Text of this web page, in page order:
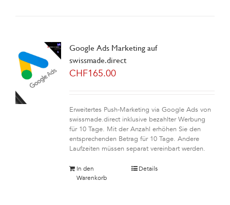
Google Ads Marketing auf
swissmade.direct
CHF165.00
Erweitertes Push-Marketing via Google Ads von
swissmade.direct inklusive bezahlter Werbung
für 10 Tage. Mit der Anzahl erhöhen Sie den
entsprechenden Betrag für 10 Tage. Andere
Laufzeiten müssen separat vereinbart werden.
In den
Warenkorb
Details